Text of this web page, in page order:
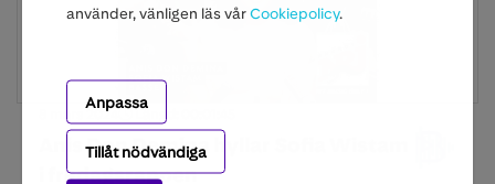
använder, vänligen läs vårCookiepolicy.
Anpassa
Tillåt nödvändiga
8 mars 2024 Längd: 00:01:45
Anis Don Demina hyllar Sofia Wistam
i fredagsrappen